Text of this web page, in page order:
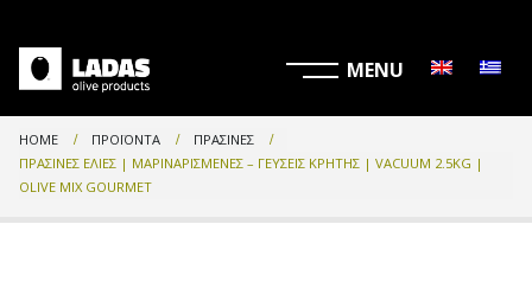
HOME ΠΡΟΪΌΝΤΑ
ΠΡΆΣΙΝΕΣ
ΠΡΆΣΙΝΕΣ ΕΛΙΈΣ | ΜΑΡΙΝΑΡΙΣΜΈΝΕΣ – ΓΕΎΣΕΙΣ ΚΡΉΤΗΣ | VACUUM 2.5KG |
OLIVE MIX GOURMET